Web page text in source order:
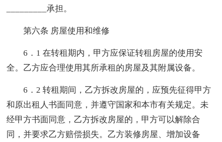
_________承担。
第六条 房屋使用和维修
6．1 在转租期内，甲方应保证转租房屋的使用安
全。乙方应合理使用其所承租的房屋及其附属设备。
6．2 转租期间，乙方拆改房屋的，应预先征得甲方
和原出租人书面同意，并遵守国家和本市有关规定。未
经甲方书面同意，乙方拆改房屋的，甲方可以解除合
同，并要求乙方赔偿损失。乙方装修房屋、增加设备